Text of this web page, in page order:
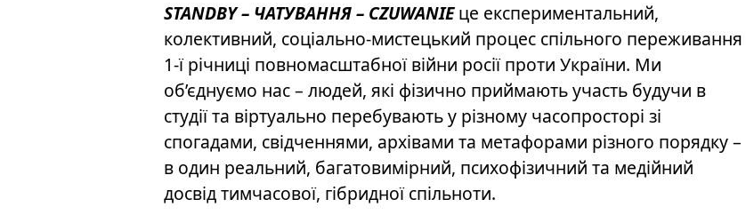
STANDBY – ЧАТУВАННЯ – CZUWANIEце експериментальний,
колективний, соціально-мистецький процес спiльного переживання
1-ї річниці повномасштабної війни росії проти України. Ми
об’єднуємо нас – людей, які фізично приймають участь будучи в
студії та віртуально перебувають у різному часопросторі зі
спогадами, свідченнями, архівами та метафорами різного порядку –
в один реальний, багатовимірний, психофізичний та медійний
досвід тимчасової, гібридної спільноти.